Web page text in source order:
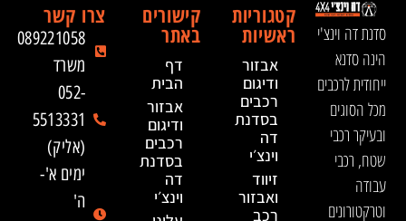
סדנת דה וינצ'י
הינה סדנא
ייחודית לרכבים
מכל הסוגים
ובעיקר רכבי
שטח, רכבי
עבודה
וטרקטורונים
קטגוריות
ראשיות
אבזור
ודיגום
רכבים
בסדנת
דה
וינצ׳י
זיווד
ואבזור
רכב
קישורים
באתר
דף
הבית
אבזור
ודיגום
רכבים
בסדנת
דה
וינצ׳י
צרו קשר
089221058
משרד
052-
5513331
(אליק)
ימים א'-
ה'